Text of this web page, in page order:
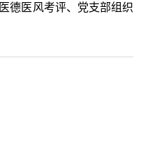
德医风考评、党支部组织